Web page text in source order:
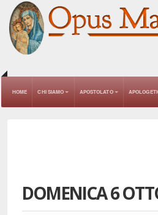
HOME CHI SIAMO APOSTOLATO
DOMENICA 6